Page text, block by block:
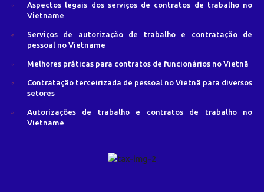
Aspectos legais dos serviços de contratos de trabalho no
Vietname
Serviços de autorização de trabalho e contratação de
pessoal no Vietname
Melhores práticas para contratos de funcionários no Vietnã
Contratação terceirizada de pessoal no Vietnã para diversos
setores
Autorizações de trabalho e contratos de trabalho no
Vietname